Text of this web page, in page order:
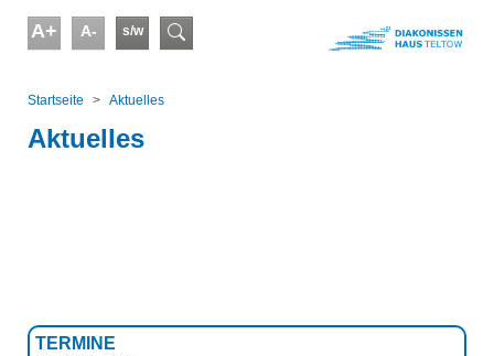
A+ A- s/w Suchformular
Startseite
Aktuelles
Aktuelles
TERMINE